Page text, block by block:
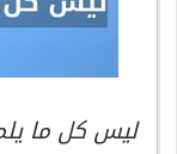
ليس كل ما